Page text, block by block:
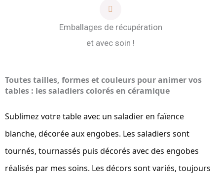
Emballages de récupération
et avec soin !
Toutes tailles, formes et couleurs pour animer vos
tables : les saladiers colorés en céramique
Sublimez votre table avec un saladier en faïence
blanche, décorée aux engobes. Les saladiers sont
tournés, tournassés puis décorés avec des engobes
réalisés par mes soins. Les décors sont variés, toujours